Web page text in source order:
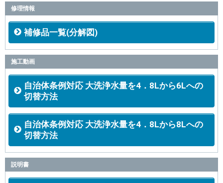
修理情報
補修品一覧(分解図)
施工動画
自治体条例対応 大洗浄水量を4．8Lから6Lへの
切替方法
自治体条例対応 大洗浄水量を4．8Lから8Lへの
切替方法
説明書